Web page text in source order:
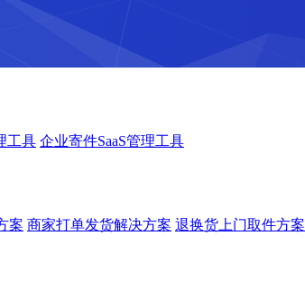
工具 企业寄件SaaS管理工具
案 商家打单发货解决方案 退换货上门取件方案